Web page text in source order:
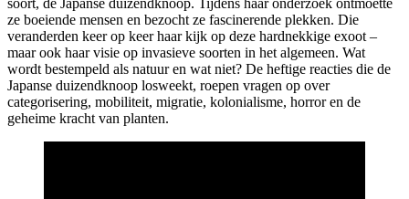
ze boeiende mensen en bezocht ze fascinerende plekken. Die
veranderden keer op keer haar kijk op deze hardnekkige exoot –
maar ook haar visie op invasieve soorten in het algemeen. Wat
wordt bestempeld als natuur en wat niet? De heftige reacties die de
Japanse duizendknoop losweekt, roepen vragen op over
categorisering, mobiliteit, migratie, kolonialisme, horror en de
geheime kracht van planten.